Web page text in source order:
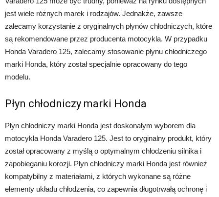
jest wiele różnych marek i rodzajów. Jednakże, zawsze
zalecamy korzystanie z oryginalnych płynów chłodniczych, które
są rekomendowane przez producenta motocykla. W przypadku
Honda Varadero 125, zalecamy stosowanie płynu chłodniczego
marki Honda, który został specjalnie opracowany do tego
modelu.
Płyn chłodniczy marki Honda
Płyn chłodniczy marki Honda jest doskonałym wyborem dla
motocykla Honda Varadero 125. Jest to oryginalny produkt, który
został opracowany z myślą o optymalnym chłodzeniu silnika i
zapobieganiu korozji. Płyn chłodniczy marki Honda jest również
kompatybilny z materiałami, z których wykonane są różne
elementy układu chłodzenia, co zapewnia długotrwałą ochronę i